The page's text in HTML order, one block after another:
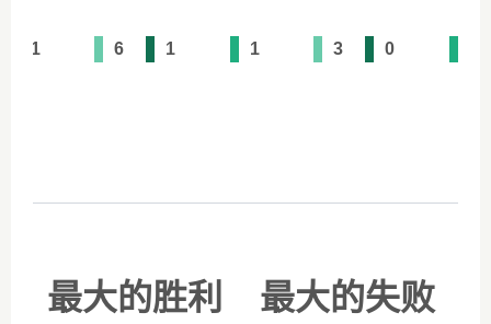
1 6 1 1 3 0
最大的胜利 最大的失败